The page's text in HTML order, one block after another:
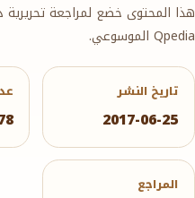
هذا المحتوى خضع لمراجعة
Qpedia الموسوعي.
تاريخ النشر
2017-06-25
المراجع